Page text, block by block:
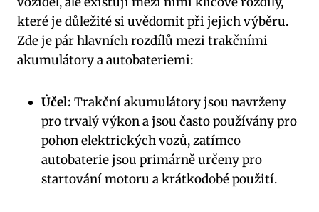
které je důležité si uvědomit při jejich výběru.
Zde je pár hlavních rozdílů mezi trakčními
akumulátory a autobateriemi:
Účel: Trakční akumulátory jsou navrženy
pro trvalý výkon a jsou často používány pro
pohon elektrických vozů, zatímco
autobaterie jsou primárně určeny pro
startování motoru a krátkodobé použití.